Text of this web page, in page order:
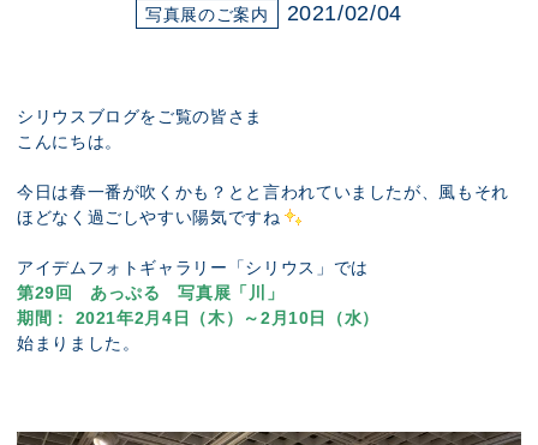
写真展のご案内 2021/02/04
シリウスブログをご覧の皆さま
こんにちは。
今日は春一番が吹くかも？とと言われていましたが、風もそれ
ほどなく過ごしやすい陽気ですね
アイデムフォトギャラリー「シリウス」では
第29回 あっぷる 写真展「川」
期間： 2021年2月4日（木）～2月10日（水）
始まりました。